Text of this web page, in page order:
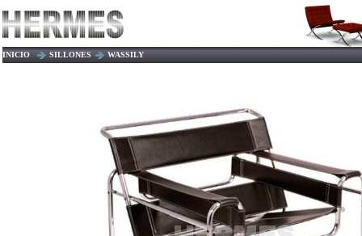
INICIO SILLONES WASSILY